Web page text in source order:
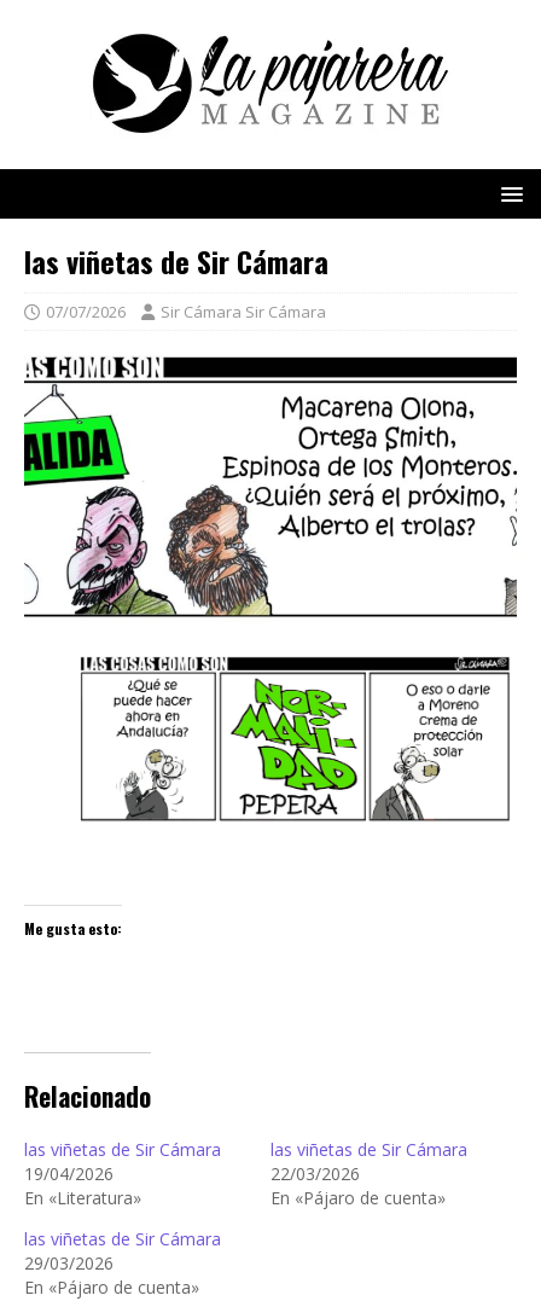
las viñetas de Sir Cámara
07/07/2026 Sir Cámara Sir Cámara
Me gusta esto:
Relacionado
las viñetas de Sir Cámara
19/04/2026
En «Literatura»
las viñetas de Sir Cámara
22/03/2026
En «Pájaro de cuenta»
las viñetas de Sir Cámara
29/03/2026
En «Pájaro de cuenta»